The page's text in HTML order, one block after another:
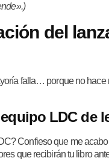
del
falla… porque no hace
LDCde
Confieso que me
que recibirán tu libro